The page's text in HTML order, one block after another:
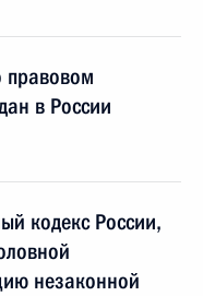
правовом
в России
кодекс России,
незаконной